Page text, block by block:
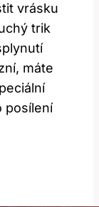
vrásku
trik
máte
posílení